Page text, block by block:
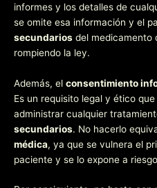
informes y los detalles de
se omite esa información y el
secundarios del medicamento
rompiendo la ley.
Además, el consentimiento
Es un requisito legal y ético
administrar cualquier
secundarios. No hacerlo
médica, ya que se vulnera el
paciente y se lo expone a